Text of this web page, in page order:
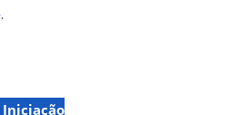
.
Iniciação